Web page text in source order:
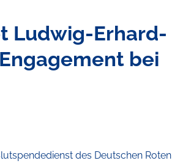
Ludwig-Erhard-
bei
des Deutschen Roten